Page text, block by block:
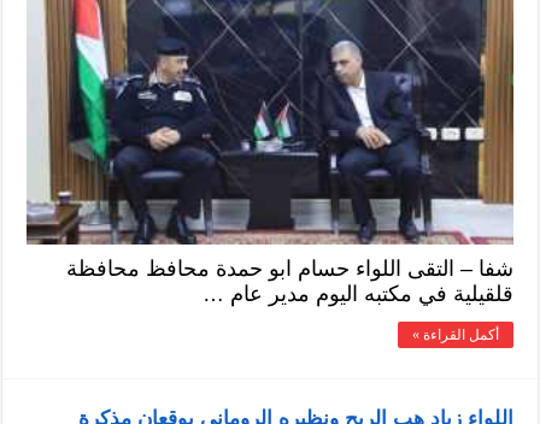
شفا – التقى اللواء حسام ابو حمدة محافظ محافظة
قلقيلية في مكتبه اليوم مدير عام …
أكمل القراءة »
اللواء زياد هب الريح ونظيره الروماني يوقعان مذكرة